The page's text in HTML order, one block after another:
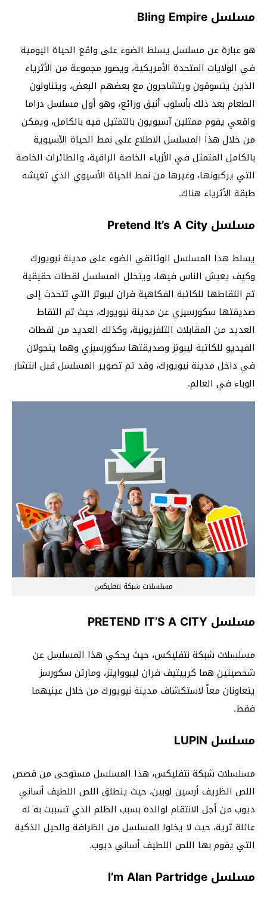
مسلسل Bling Empire
هو عبارة عن مسلسل يسلط الضوء على واقع الحياة اليومية
في الولايات المتحدة الأمريكية، ويصور مجموعة من الأثرياء
الذين يتسوقون ويتشاجرون مع بعضهم البعض، ويتناولون
الطعام بعد ذلك بأسلوب أنيق ورائع، وهو أول مسلسل دراما
واقعي يقوم ممثلين آسيويون بالتمثيل فيه بالكامل، ويمكن
من خلال هذا المسلسل الاطلاع على نمط الحياة الآسيوية
بالكامل المتمثل في الأزياء الخاصة الراقية، والطائرات الخاصة
التي يركبونها، وغيرها من نمط الحياة الأسيوي الذي تعيشه
طبقة الأثرياء هناك.
مسلسل Pretend It’s A City
يسلط هذا المسلسل الوثائقي الضوء على مدينة نيويورك
وكيف يعيش الناس فيها، ويتخلل المسلسل لقطات حقيقية
تم التقاطها للكاتبة الفكاهية فران ليبوتز التي تتحدث إلى
صديقتها سكورسيزي عن مدينة نيويورك، حيث تم التقاط
العديد من المقابلات التلفزيونية، وكذلك العديد من لقطات
الفيديو للكاتبة ليبوتز وصديقتها سكورسيزي وهما يتجولان
في داخل مدينة نيويورك، وقد تم تصوير المسلسل قبل انتشار
الوباء في العالم.
مسلسلات شبكة نتفليكس
مسلسل PRETEND IT’S A CITY
مسلسلات شبكة نتفليكس، حيث يحكي هذا المسلسل عن
شخصيتين هما كرييتيف فران ليبووايتز، ومارتن سكورسز
يتعاونان معاً لاستكشاف مدينة نيويورك من خلال عينيهما
فقط.
مسلسل LUPIN
مسلسلات شبكة نتفليكس، هذا المسلسل مستوحى من قصص
اللص الظريف أرسين لوبين، حيث ينطلق اللص اللطيف أساني
ديوب من أجل الانتقام لوالده بسبب الظلم الذي تسببت به له
عائلة ثرية، حيث لا يخلوا المسلسل من الظرافة والحيل الذكية
التي يقوم بها اللص اللطيف أساني ديوب.
مسلسل I’m Alan Partridge